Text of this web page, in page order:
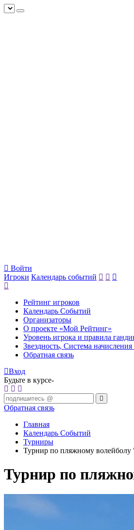
Войти
Игроки Календарь событий
Рейтинг игроков
Календарь Событий
Организаторы
О проекте «Мой Рейтинг»
Уровень игрока и правила
Звездность, Система
Обратная связь
Вход
Будьте в курсе-
Обратная связь
Главная
Календарь Событий
Турниры
Турнир по пляжному
Турнир по